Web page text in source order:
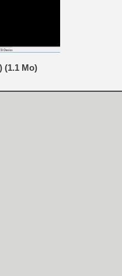
[GK] No More Room in
[GK] Un chatbot Atelier
[GK] Mémoire cash -
[GK] Nvidia : le prix des
[GK] Suikoden Star Leap :
[Mo5] La mini borne
[GK] Atari renoue avec les
[GK] Le studio de FIFA
[GK] La PlayStation 1 en
[GK] Dawn of War 4 : les
[GK] CloverPit : l'héritier
[GK] Stellar Blade : Blood
[GK] Palworld Online est
[GK] Wuchang 2 : le
[GK] Minecraft et ses «
(1.1 Mo)